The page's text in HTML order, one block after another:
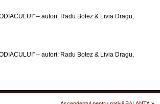
– autori: Radu Botez & Livia Dragu,
– autori: Radu Botez & Livia Dragu,